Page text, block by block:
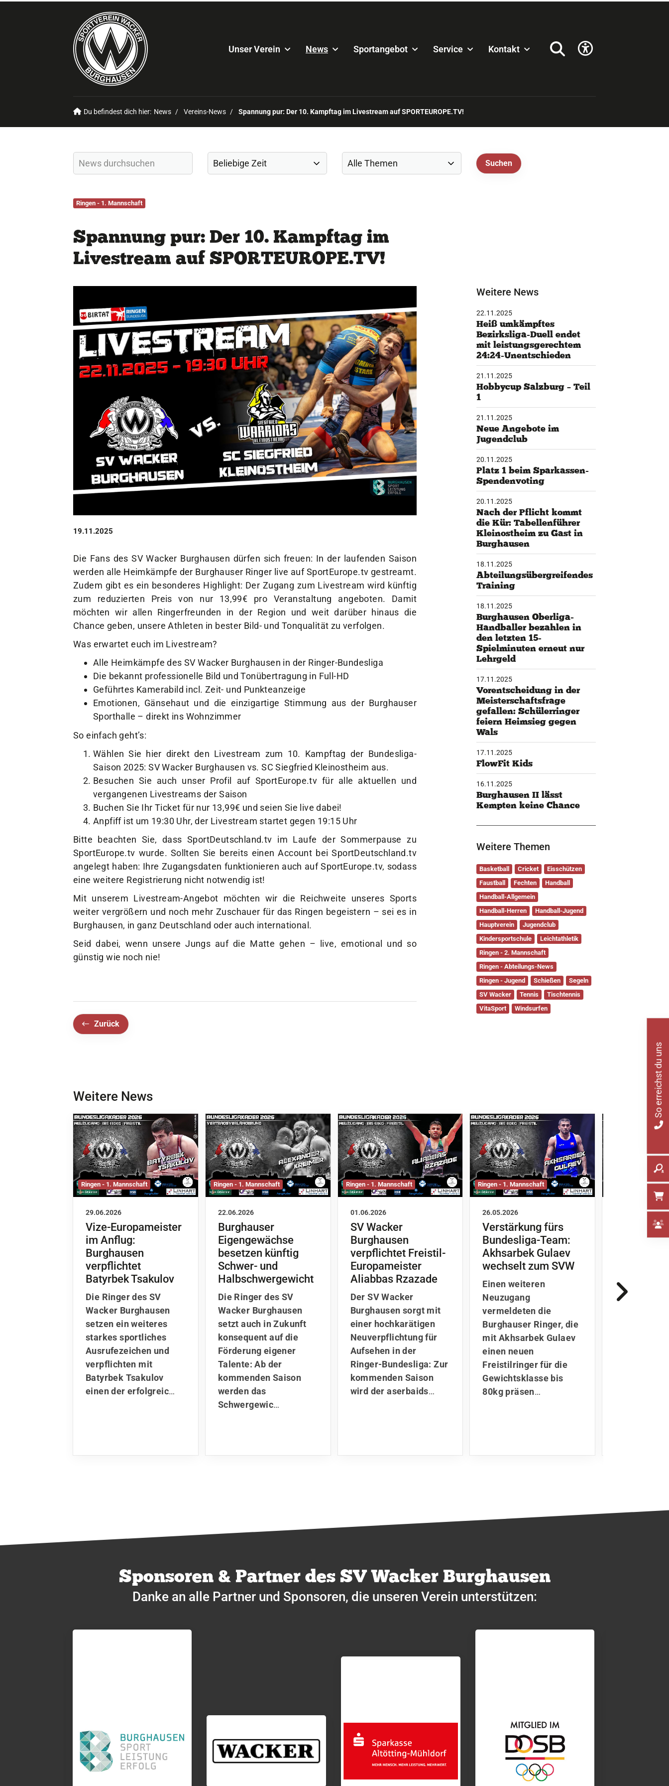
Unser Verein News Sportangebot Service Kontakt
Du befindest dich hier: News Vereins-News Spannung pur: Der 10. Kampftag im Livestream auf SPORTEUROPE.TV!
Ringen - 1. Mannschaft
Spannung pur: Der 10. Kampftag im
Livestream auf SPORTEUROPE.TV!
19.11.2025
Die Fans des SV Wacker Burghausen dürfen sich freuen: In der laufenden Saison
werden alle Heimkämpfe der Burghauser Ringer live auf SportEurope.tv gestreamt.
Zudem gibt es ein besonderes Highlight: Der Zugang zum Livestream wird künftig
zum reduzierten Preis von nur 13,99€ pro Veranstaltung angeboten. Damit
möchten wir allen Ringerfreunden in der Region und weit darüber hinaus die
Chance geben, unsere Athleten in bester Bild- und Tonqualität zu verfolgen.
Was erwartet euch im Livestream?
Alle Heimkämpfe des SV Wacker Burghausen in der Ringer-Bundesliga
Die bekannt professionelle Bild und Tonübertragung in Full-HD
Geführtes Kamerabild incl. Zeit- und Punkteanzeige
Emotionen, Gänsehaut und die einzigartige Stimmung aus der Burghauser
Sporthalle – direkt ins Wohnzimmer
So einfach geht’s:
Wählen Sie hier direkt den Livestream zum 10. Kampftag der Bundesliga-
Saison 2025: SV Wacker Burghausen vs. SC Siegfried Kleinostheim aus.
Besuchen Sie auch unser Profil auf SportEurope.tv für alle aktuellen und
vergangenen Livestreams der Saison
Buchen Sie Ihr Ticket für nur 13,99€ und seien Sie live dabei!
Anpfiff ist um 19:30 Uhr, der Livestream startet gegen 19:15 Uhr
Bitte beachten Sie, dass SportDeutschland.tv im Laufe der Sommerpause zu
SportEurope.tv wurde. Sollten Sie bereits einen Account bei SportDeutschland.tv
angelegt haben: Ihre Zugangsdaten funktionieren auch auf SportEurope.tv, sodass
eine weitere Registrierung nicht notwendig ist!
Mit unserem Livestream-Angebot möchten wir die Reichweite unseres Sports
weiter vergrößern und noch mehr Zuschauer für das Ringen begeistern – sei es in
Burghausen, in ganz Deutschland oder auch international.
Seid dabei, wenn unsere Jungs auf die Matte gehen – live, emotional und so
günstig wie noch nie!
Zurück
Weitere News
22.11.2025
Heiß umkämpftes
Bezirksliga-Duell endet
mit leistungsgerechtem
24:24-Unentschieden
21.11.2025
Hobbycup Salzburg – Teil
1
21.11.2025
Neue Angebote im
Jugendclub
20.11.2025
Platz 1 beim Sparkassen-
Spendenvoting
20.11.2025
Nach der Pflicht kommt
die Kür: Tabellenführer
Kleinostheim zu Gast in
Burghausen
18.11.2025
Abteilungsübergreifendes
Training
18.11.2025
Burghausen Oberliga-
Handballer bezahlen in
den letzten 15-
Spielminuten erneut nur
Lehrgeld
17.11.2025
Vorentscheidung in der
Meisterschaftsfrage
gefallen: Schülerringer
feiern Heimsieg gegen
Wals
17.11.2025
FlowFit Kids
16.11.2025
Burghausen II lässt
Kempten keine Chance
Weitere Themen
Basketball Cricket
Eisschützen
Faustball
Fechten
Handball
Handball-Allgemein
Handball-Herren
Handball-Jugend
Hauptverein
Jugendclub
Kindersportschule
Leichtathletik
Ringen - 2. Mannschaft
Ringen - Abteilungs-News
Ringen - Jugend
Schießen
Segeln
SV Wacker
Tennis
Tischtennis
VitaSport
Windsurfen
Weitere News
Ringen - 1. Mannschaft
29.06.2026
Vize-Europameister
im Anflug:
Burghausen
verpflichtet
Batyrbek Tsakulov
Die Ringer des SV
Wacker Burghausen
setzen ein weiteres
starkes sportliches
Ausrufezeichen und
verpflichten mit
Batyrbek Tsakulov
einen der erfolgreic
Ringen - 1. Mannschaft
22.06.2026
Burghauser
Eigengewächse
besetzen künftig
Schwer- und
Halbschwergewicht
Die Ringer des SV
Wacker Burghausen
setzt auch in Zukunft
konsequent auf die
Förderung eigener
Talente: Ab der
kommenden Saison
werden das
Schwergewic
Ringen - 1. Mannschaft
01.06.2026
SV Wacker
Burghausen
verpflichtet Freistil-
Europameister
Aliabbas Rzazade
Der SV Wacker
Burghausen sorgt mit
einer hochkarätigen
Neuverpflichtung für
Aufsehen in der
Ringer-Bundesliga: Zur
kommenden Saison
wird der aserbaids
Ringen - 1. Mannschaft
26.05.2026
Verstärkung fürs
Bundesliga-Team:
Akhsarbek Gulaev
wechselt zum SVW
Einen weiteren
Neuzugang
vermeldeten die
Burghauser Ringer, die
mit Akhsarbek Gulaev
einen neuen
Freistilringer für die
Gewichtsklasse bis
80kg präsen
Ringen - 1.
19.05.2026
Neue
der
treu
Sponsoren & Partner des SV Wacker Burghausen
Danke an alle Partner und Sponsoren, die unseren Verein unterstützen:
So erreichst du uns
Quicklinks
Unser Verein
Der Verein
Das sind wir
Sportangebote
Sportsuche
Mitglieder-Service
Deine Mitgliedschaft
Downloads